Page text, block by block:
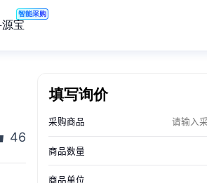
宝
智能采购
46
填写询价